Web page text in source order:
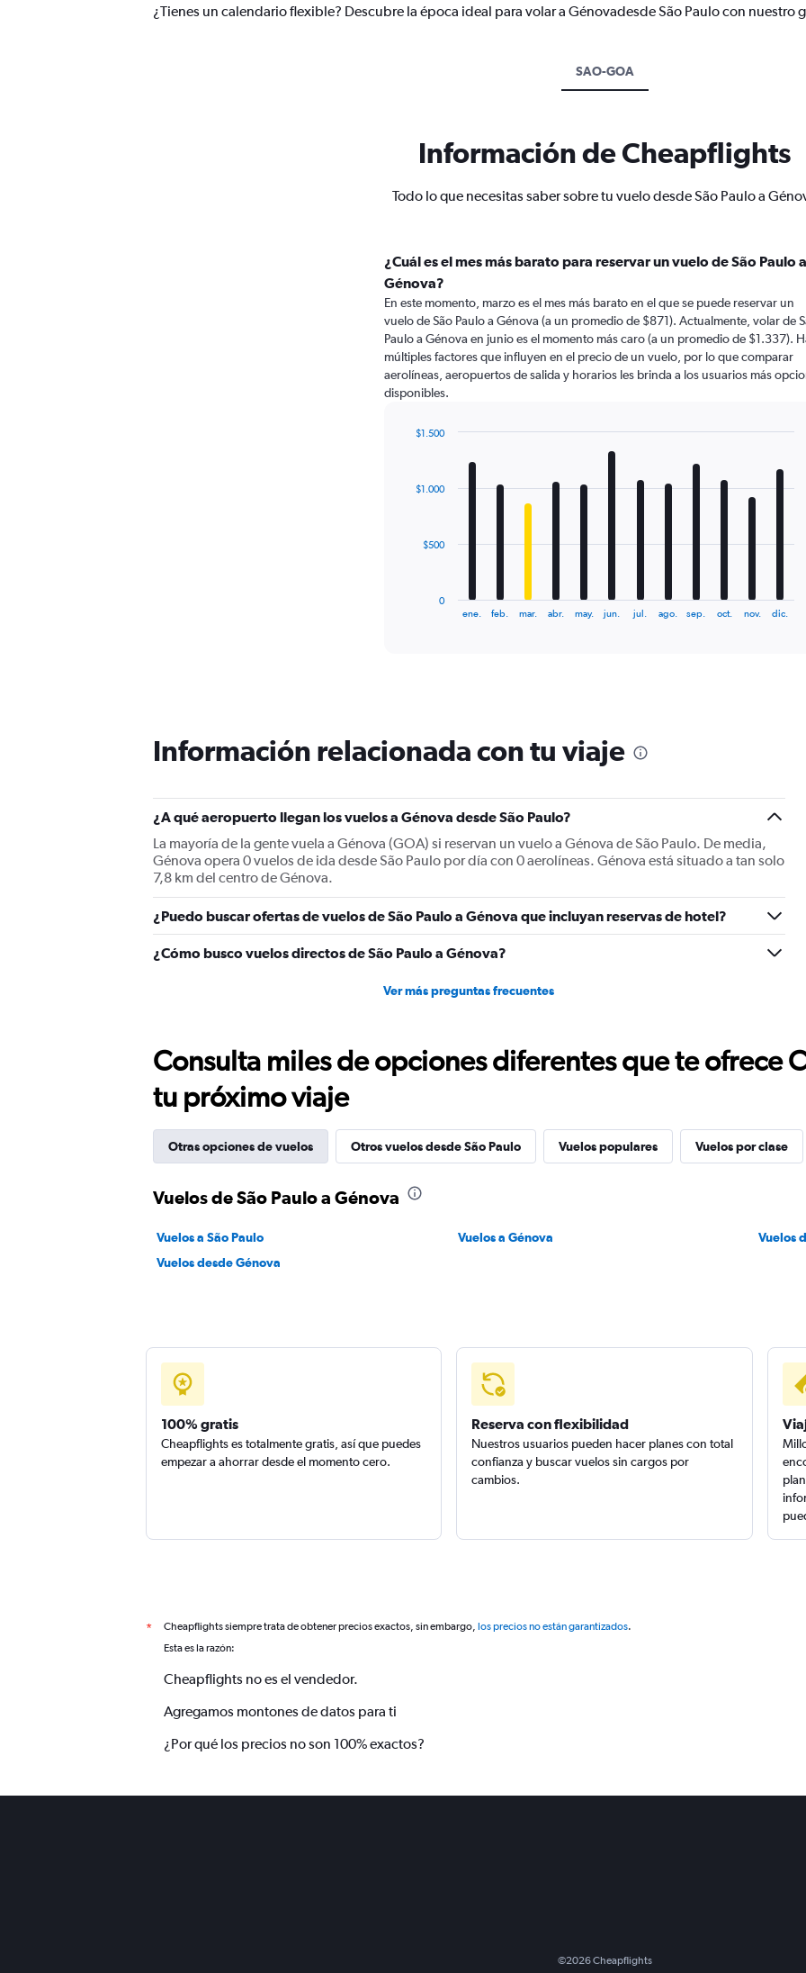
¿Tienes un calendario flexible? Descubre la época ideal para volar a Génovadesde São Paulo con
SAO-GOA
Información de Cheapflights
Todo lo que necesitas saber sobre tu vuelo desde São Paulo a
¿Cuál es el mes más barato para reservar un vuelo de São Paulo a
Génova?
En este momento, marzo es el mes más barato en el que se puede reservar un
vuelo de São Paulo a Génova (a un promedio de $871). Actualmente, volar de
Paulo a Génova en junio es el momento más caro (a un promedio de $1.337).
múltiples factores que influyen en el precio de un vuelo, por lo que comparar
aerolíneas, aeropuertos de salida y horarios les brinda a los usuarios más
disponibles.
12
The
chart
has
Y
axis
displaying
values.
Range:
to
1500.
ene. feb. mar. abr. may. jun. jul. ago. sep. oct. nov. dic.
0
$500
$1.000
$1.500
Información relacionada con tu viaje
¿A qué aeropuerto llegan los vuelos a Génova desde São Paulo?
La mayoría de la gente vuela a Génova (GOA) si reservan un vuelo a Génova de São Paulo. De media,
Génova opera 0 vuelos de ida desde São Paulo por día con 0 aerolíneas. Génova está situado a tan solo
7,8 km del centro de Génova.
¿Puedo buscar ofertas de vuelos de São Paulo a Génova que incluyan reservas de hotel?
¿Cómo busco vuelos directos de São Paulo a Génova?
Ver más preguntas frecuentes
Consulta miles de opciones diferentes que te ofrece
tu próximo viaje
Otras opciones de vuelos Otros vuelos desde São Paulo Vuelos populares Vuelos por clase
Vuelos de São Paulo a Génova
Vuelos a São Paulo Vuelos a Génova
Vuelos
Vuelos desde Génova
100% gratis
Cheapflights es totalmente gratis, así que puedes
empezar a ahorrar desde el momento cero.
Reserva con flexibilidad
Nuestros usuarios pueden hacer planes con total
confianza y buscar vuelos sin cargos por
cambios.
* Cheapflights siempre trata de obtener precios exactos, sin embargo, los precios no están garantizados.
Esta es la razón:
Cheapflights no es el vendedor.
Agregamos montones de datos para ti
¿Por qué los precios no son 100% exactos?
©2026Cheapflights